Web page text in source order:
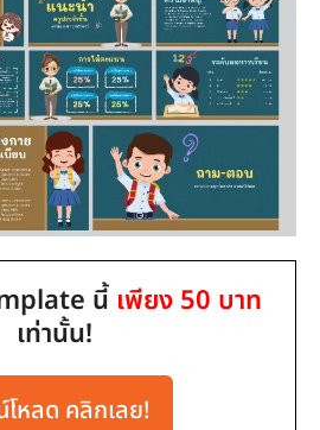
นี้ เพียง 50 บาท
เท่านั้น!
โหลด คลิกเลย!